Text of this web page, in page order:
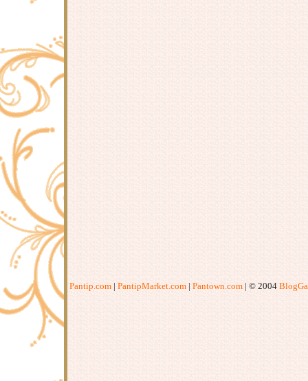
Pantip.com | PantipMarket.com | Pantown.com | © 2004